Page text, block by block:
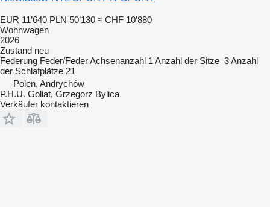
EUR 11’640 PLN 50’130 ≈ CHF 10’880
Wohnwagen
2026
Zustand neu
Federung Feder/FederAchsenanzahl 1 Anzahl der Sitze 3Anzahl
der Schlafplätze 21
Polen, Andrychów
P.H.U. Goliat, Grzegorz Bylica
Verkäufer kontaktieren